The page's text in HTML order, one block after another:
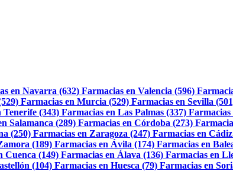
en Navarra (632) Farmacias en Valencia (596)
Farmacias en Murcia (529) Farmacias en Sevilla
Tenerife (343) Farmacias en Las Palmas (337) Farmacias
Salamanca (289) Farmacias en Córdoba (273)
(250) Farmacias en Zaragoza (247) Farmacias en
(189) Farmacias en Ávila (174) Farmacias en
Cuenca (149) Farmacias en Álava (136) Farmacias en
(104) Farmacias en Huesca (79) Farmacias en